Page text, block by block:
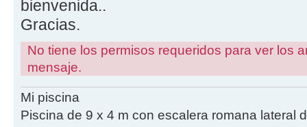
bienvenida..
Gracias.
No tiene los permisos requeridos para ver los
mensaje.
Mi piscina
Piscina de 9 x 4 m con escalera romana lateral